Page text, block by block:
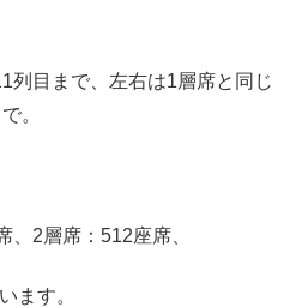
列目まで、左右は1層席と同じ
。
、2層席：512座席、
ます。